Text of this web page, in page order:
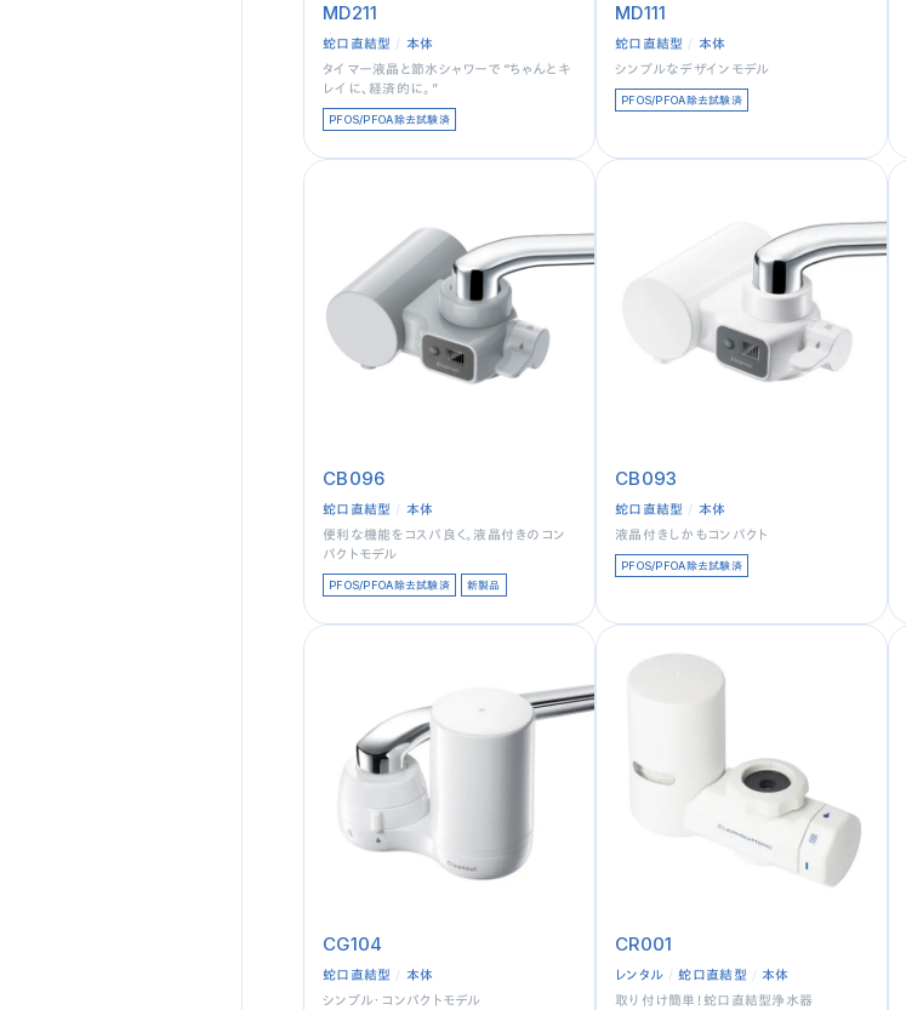
MD211
蛇口直結型
本体
タイマー液晶と節水シャワーで “ちゃんとキ
レイに、経済的に。”
PFOS/PFOA除去試験済
MD111
蛇口直結型
本体
シンプルなデザインモデル
PFOS/PFOA除去試験済
CB096
蛇口直結型
本体
便利な機能をコスパ良く。液晶付きのコン
パクトモデル
PFOS/PFOA除去試験済 新製品
CB093
蛇口直結型
本体
液晶付きしかもコンパクト
PFOS/PFOA除去試験済
CG104
蛇口直結型
本体
シンプル・コンパクトモデル
CR001
レンタル 蛇口直結型
本体
取り付け簡単！蛇口直結型浄水器